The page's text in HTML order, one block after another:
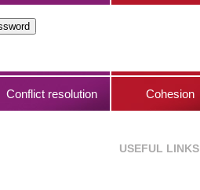
Conflict resolution Cohesion
USEFUL LINKS